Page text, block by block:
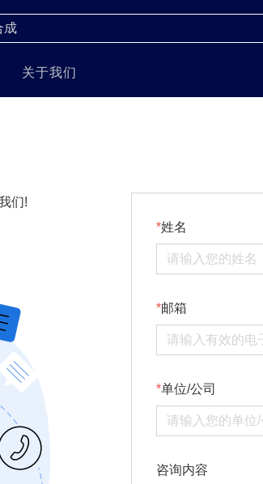
关于我们
们!
姓名
邮箱
单位/公司
咨询内容